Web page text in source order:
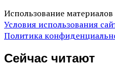
Использование
Условия использования
Политика
Сейчас читают